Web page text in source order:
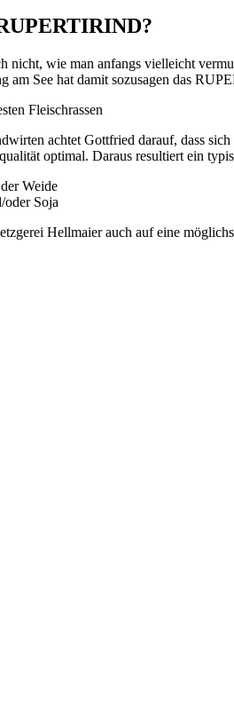
wie man anfangs vielleicht
am See hat damit sozusagen das
Fleischrassen
achtet Gottfried darauf, dass sich
optimal. Daraus resultiert ein
Weide
Soja
Hellmaier auch auf eine